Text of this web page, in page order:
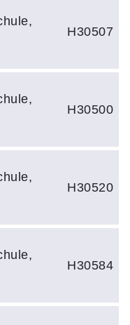
H30507
H30500
H30520
H30584